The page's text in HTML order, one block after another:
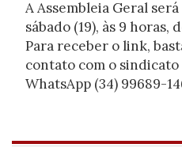
A Assembleia Geral
sábado (19), às 9 horas,
Para receber o link,
contato com o
WhatsApp (34) 99689-